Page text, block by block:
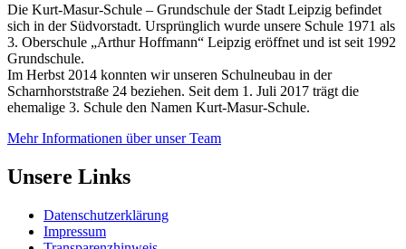
Die Kurt-Masur-Schule – Grundschule der Stadt Leipzig befindet
sich in der Südvorstadt. Ursprünglich wurde unsere Schule 1971 als
3. Oberschule „Arthur Hoffmann“ Leipzig eröffnet und ist seit 1992
Grundschule.
Im Herbst 2014 konnten wir unseren Schulneubau in der
Scharnhorststraße 24 beziehen. Seit dem 1. Juli 2017 trägt die
ehemalige 3. Schule den Namen Kurt-Masur-Schule.
Mehr Informationen über unser Team
Unsere Links
Datenschutzerklärung
Impressum